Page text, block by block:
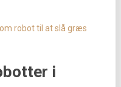
robot til at slå græs
i